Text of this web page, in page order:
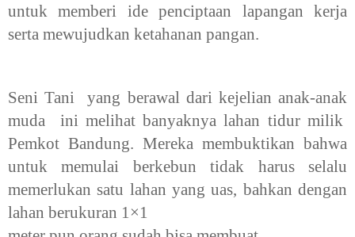
untuk memberi ide penciptaan lapangan kerja
serta mewujudkan ketahanan pangan.
Seni Tani yang berawal dari kejelian anak-anak
muda ini melihat banyaknya lahan tidur milik
Pemkot Bandung. Mereka membuktikan bahwa
untuk memulai berkebun tidak harus selalu
memerlukan satu lahan yang uas, bahkan dengan
lahan berukuran 1×1